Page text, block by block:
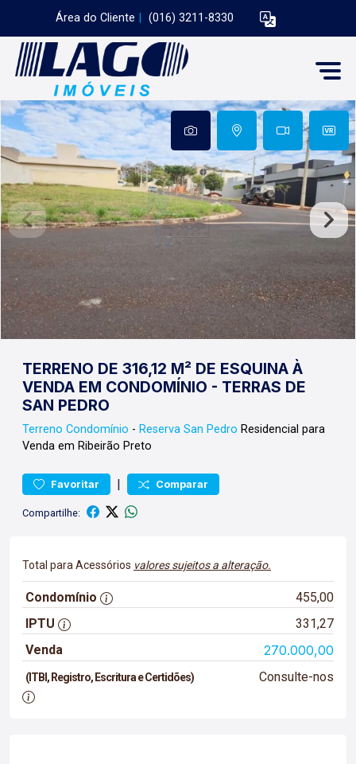
Área do Cliente (016) 3211-8330
TERRENO DE 316,12 M² DE ESQUINA À
VENDA EM CONDOMÍNIO - TERRAS DE
SAN PEDRO
Terreno Condomínio - Reserva San Pedro Residencial para
Venda em Ribeirão Preto
Favoritar | Comparar
Compartilhe:
Total para Acessórios valores sujeitos a alteração.
Condomínio
455,00
IPTU
331,27
Venda
270.000,00
(ITBI, Registro, Escritura e Certidões) Consulte-nos